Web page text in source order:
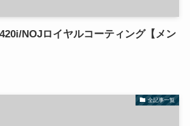
NOJロイヤルコーティング【メン
全記事一覧